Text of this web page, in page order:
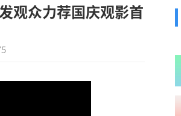
观众力荐国庆观影首